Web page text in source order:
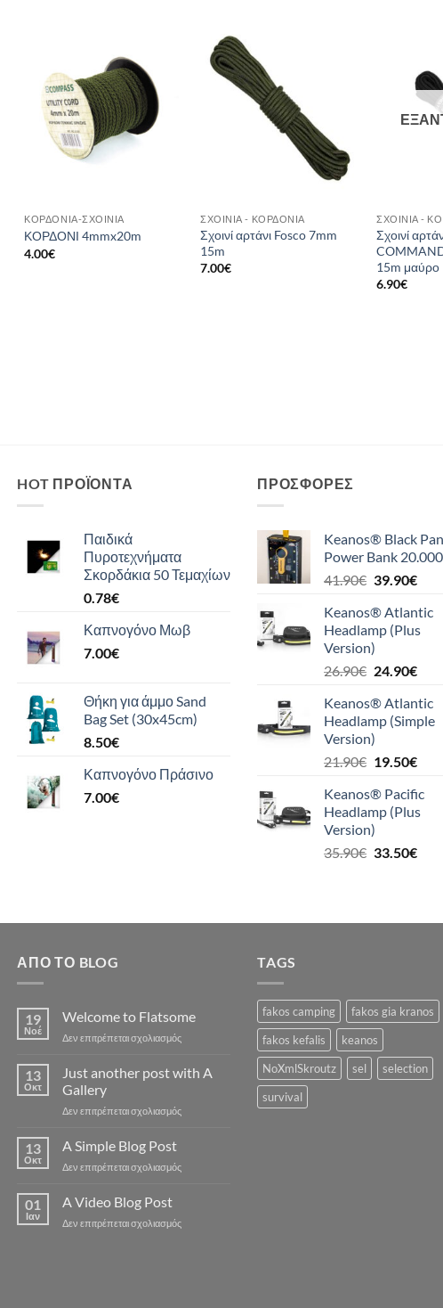
Add to
wishlist
ΚΟΡΔΌΝΙΑ-ΣΧΟΙΝΙΆ
ΚΟΡΔΟΝΙ 4mmx20m
4.00€
ΣΧΟΙΝΙΆ - ΚΟΡΔΌΝΙΑ
Σχοινί αρτάνι Fosco 7mm
15m
7.00€
ΣΧΟΙΝΙΆ -
Σχοινί
15m μαύρο
6.90€
HOT ΠΡΟΪΌΝΤΑ
Παιδικά
Πυροτεχνήματα
Σκορδάκια 50 Τεμαχίων
0.78€
Καπνογόνο Μωβ
7.00€
Θήκη για άμμο Sand
Bag Set (30x45cm)
8.50€
Καπνογόνο Πράσινο
7.00€
ΠΡΟΣΦΟΡΈΣ
Keanos® Black
Power Bank 20.000
41.90€ Original
was:
41.90€.
39.90€Η
τιμή
είναι:
Keanos® Atlantic
Headlamp (Plus
Version)
26.90€ Original
was:
26.90€.
24.90€Η
τιμή
είναι:
Keanos® Atlantic
Headlamp (Simple
Version)
21.90€ Original
was:
21.90€.
19.50€Η
τιμή
είναι:
Keanos® Pacific
Headlamp (Plus
Version)
35.90€ Original
33.50€Η
ΑΠΌ ΤΟ BLOG
19
Νοέ
Welcome to Flatsome
Δεν επιτρέπεται σχολιασμόςστο
to
13
Οκτ
Just another post with A
Gallery
Δεν επιτρέπεται σχολιασμόςστο
with
13
Οκτ
A Simple Blog Post
Δεν επιτρέπεται σχολιασμόςστο
Post
01
Ιαν
A Video Blog Post
Δεν επιτρέπεται σχολιασμόςστο
TAGS
fakos camping
fakos gia kranos
fakos kefalis
keanos
NoXmlSkroutz
sel
selection
survival